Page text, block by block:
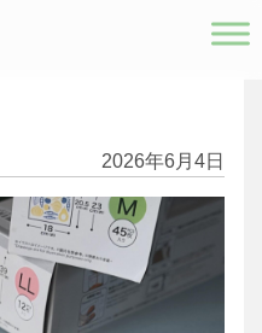
2026年6月4日